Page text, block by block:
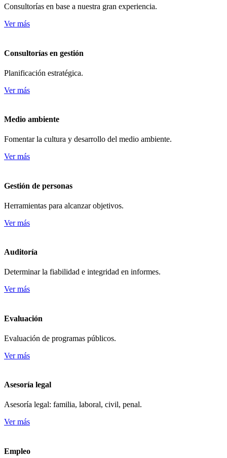
Consultorías en base a nuestra gran experiencia.
Ver más
Consultorías en gestión
Planificación estratégica.
Ver más
Medio ambiente
Fomentar la cultura y desarrollo del medio ambiente.
Ver más
Gestión de personas
Herramientas para alcanzar objetivos.
Ver más
Auditoría
Determinar la fiabilidad e integridad en informes.
Ver más
Evaluación
Evaluación de programas públicos.
Ver más
Asesoría legal
Asesoría legal: familia, laboral, civil, penal.
Ver más
Empleo